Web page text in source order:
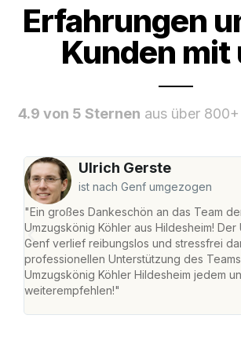
Erfahrungen
Kunden mit
4.9 von 5 Sternen aus über
Ulrich Gerste
ist nach Genf umgezogen
"Ein großes Dankeschön an das Team
Umzugskönig Köhler aus Hildesheim! Der
Genf verlief reibungslos und stressfrei
professionellen Unterstützung des
Umzugskönig Köhler Hildesheim jedem
weiterempfehlen!"